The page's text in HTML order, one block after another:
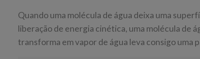
Quando uma molécula de água deixa uma
liberação de energia cinética, uma molécula de
transforma em vapor de água leva consigo